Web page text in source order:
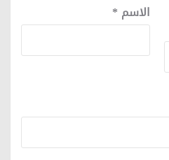
الاسم *